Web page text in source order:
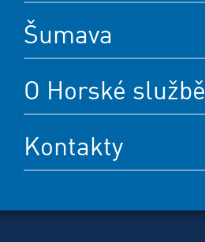
Šumava
O Horské službě
Kontakty